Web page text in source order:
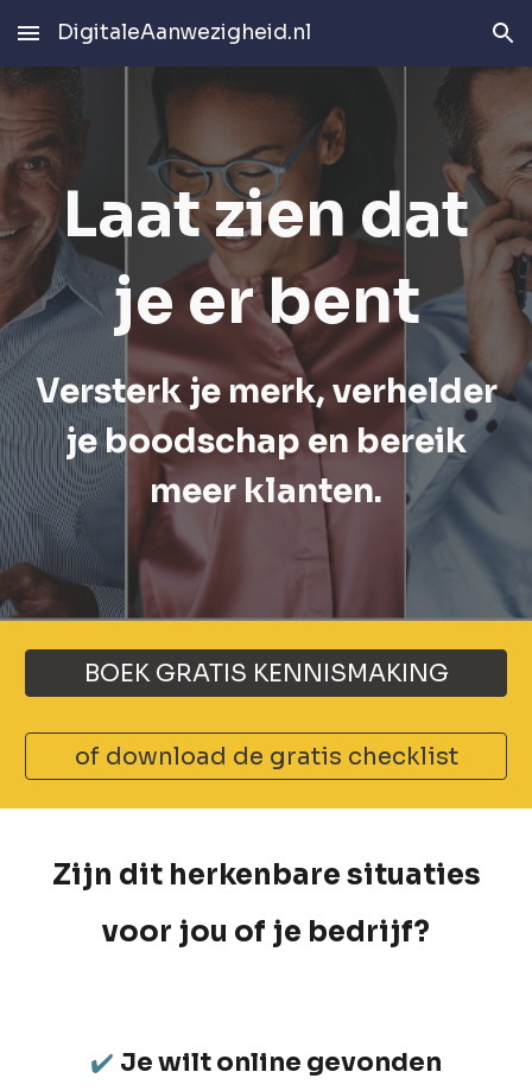
Skip to main content Skip to navigation
DigitaleAanwezigheid.nl
Laat zien dat
je er bent
Versterk je merk, verhelder
je boodschap en bereik
meer klanten.
BOEK GRATIS KENNISMAKING
of download de gratis checklist
Zijn dit herkenbare situaties
voor jou of je bedrijf?
✔️ Je wilt online gevonden